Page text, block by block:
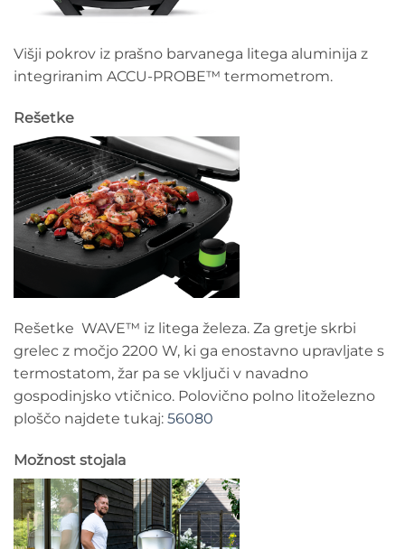
Višji pokrov iz prašno barvanega litega aluminija z
integriranim ACCU-PROBE™ termometrom.
Rešetke
Rešetke WAVE™ iz litega železa. Za gretje skrbi
grelec z močjo 2200 W, ki ga enostavno upravljate s
termostatom, žar pa se vključi v navadno
gospodinjsko vtičnico. Polovično polno litoželezno
ploščo najdete tukaj: 56080
Možnost stojala